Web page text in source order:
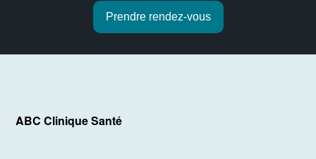
Prendre rendez-vous
ABC Clinique Santé